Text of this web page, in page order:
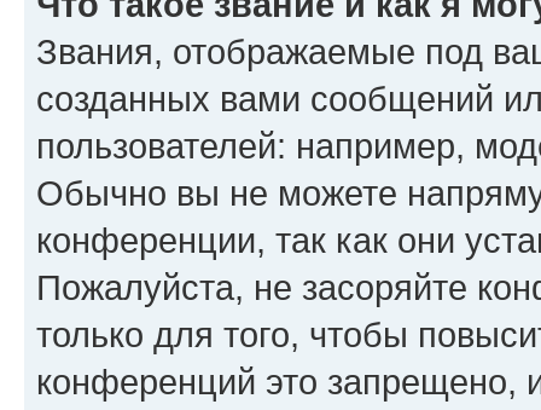
Звания, отображаемые под
созданных вами сообщений
пользователей: например,
Обычно вы не можете
конференции, так как они
Пожалуйста, не засоряйте
только для того, чтобы
конференций это запрещено,